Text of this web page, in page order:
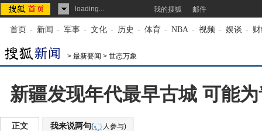
loading... 我的搜狐 邮件
首页 - 新闻 - 军事 - 文化 - 历史 - 体育 - NBA - 视频 - 娱谈 -
> 最新要闻 > 世态万象
新疆发现年代最早古城 可能
正文 我来说两句( 人参与)